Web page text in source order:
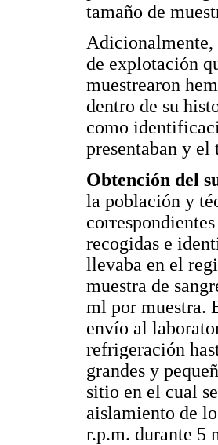
tamaño de
Adicionalmente,
de explotación
muestrearon
dentro de su
como
presentaban y
Obtención del
la población y
recogidas e
llevaba en el
muestra de
ml por muestra.
envío al
refrigeración
grandes y
sitio en el cual
aislamiento de
r.p.m. durante 5